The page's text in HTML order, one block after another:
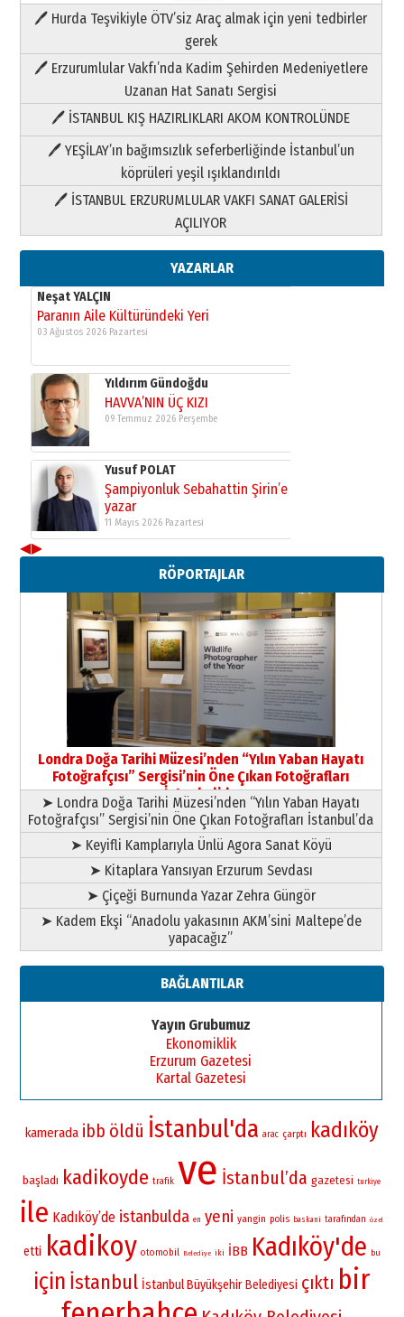
🖊 Hurda Teşvikiyle ÖTV’siz Araç almak için yeni tedbirler
gerek
🖊 Erzurumlular Vakfı’nda Kadim Şehirden Medeniyetlere
Uzanan Hat Sanatı Sergisi
🖊 İSTANBUL KIŞ HAZIRLIKLARI AKOM KONTROLÜNDE
🖊 YEŞİLAY’ın bağımsızlık seferberliğinde İstanbul’un
köprüleri yeşil ışıklandırıldı
🖊 İSTANBUL ERZURUMLULAR VAKFI SANAT GALERİSİ
AÇILIYOR
YAZARLAR
Paranın Aile Kültüründeki Yeri
03 Ağustos 2026 Pazartesi
Yıldırım Gündoğdu
HAVVA’NIN ÜÇ KIZI
09 Temmuz 2026 Perşembe
Yusuf POLAT
Şampiyonluk Sebahattin Şirin’e
11 Mayıs 2026 Pazartesi
Neşat YALÇIN
Paranın Aile Kültüründeki Yeri
03 Ağustos 2026 Pazartesi
Yıldırım Gündoğdu
HAVVA’NIN ÜÇ KIZI
09 Temmuz 2026 Perşembe
Yusuf POLAT
Şampiyonluk Sebahattin Şirin’e
yazar
11 Mayıs 2026 Pazartesi
Neşat YALÇIN
Paranın Aile Kültüründeki Yeri
03 Ağustos 2026 Pazartesi
Yıldırım Gündoğdu
HAVVA’NIN ÜÇ KIZI
09 Temmuz 2026 Perşembe
Yusuf POLAT
Şampiyonluk Sebahattin Şirin’e
yazar
11 Mayıs 2026 Pazartesi
◀▶
RÖPORTAJLAR
Londra Doğa Tarihi Müzesi’nden “Yılın Yaban Hayatı
Fotoğrafçısı” Sergisi’nin Öne Çıkan Fotoğrafları
İstanbul’da
➤ Londra Doğa Tarihi Müzesi’nden “Yılın Yaban Hayatı
Fotoğrafçısı” Sergisi’nin Öne Çıkan Fotoğrafları İstanbul’da
➤ Keyifli Kamplarıyla Ünlü Agora Sanat Köyü
➤ Kitaplara Yansıyan Erzurum Sevdası
➤ Çiçeği Burnunda Yazar Zehra Güngör
➤ Kadem Ekşi “Anadolu yakasının AKM’sini Maltepe’de
yapacağız”
BAĞLANTILAR
Yayın Grubumuz
Ekonomiklik
Erzurum Gazetesi
Kartal Gazetesi
kamerada ibb öldü İstanbul'da arac çarptı kadıköy
başladı kadikoyde trafik ve İstanbul’da gazetesi turkiye
ile Kadıköy’de istanbulda en yeni yangin polis baskani tarafından özel
etti kadikoy otomobil Belediye iki İBB Kadıköy'de bu
için İstanbul İstanbul Büyükşehir Belediyesi çıktı bir